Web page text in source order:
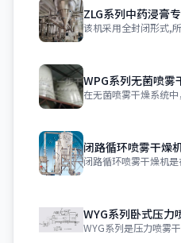
ZLG系列中药浸膏
WPG系列无菌喷雾
闭路循环喷雾干燥
WYG系列卧式压力